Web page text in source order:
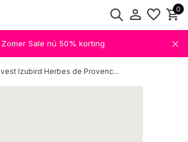
0
Zomer Sale nú 50% korting
vest Izubird Herbes de Provenc...